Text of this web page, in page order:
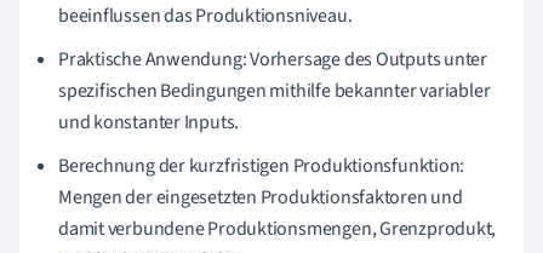
beeinflussen das Produktionsniveau.
Praktische Anwendung: Vorhersage des Outputs unter
spezifischen Bedingungen mithilfe bekannter variabler
und konstanter Inputs.
Berechnung der kurzfristigen Produktionsfunktion:
Mengen der eingesetzten Produktionsfaktoren und
damit verbundene Produktionsmengen, Grenzprodukt,